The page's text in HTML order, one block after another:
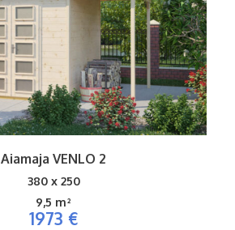
Aiamaja VENLO 2
380 x 250
9,5 m²
1973 €